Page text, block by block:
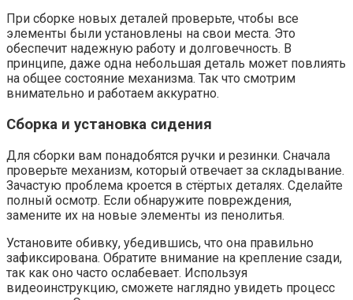
При сборке новых деталей проверьте, чтобы все
элементы были установлены на свои места. Это
обеспечит надежную работу и долговечность. В
принципе, даже одна небольшая деталь может повлиять
на общее состояние механизма. Так что смотрим
внимательно и работаем аккуратно.
Сборка и установка сидения
Для сборки вам понадобятся ручки и резинки. Сначала
проверьте механизм, который отвечает за складывание.
Зачастую проблема кроется в стёртых деталях. Сделайте
полный осмотр. Если обнаружите повреждения,
замените их на новые элементы из пенолитья.
Установите обивку, убедившись, что она правильно
зафиксирована. Обратите внимание на крепление сзади,
так как оно часто ослабевает. Используя
видеоинструкцию, сможете наглядно увидеть процесс